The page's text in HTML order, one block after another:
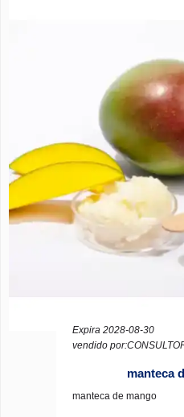
Expira 2028-08-30
vendido
manteca
manteca de mango